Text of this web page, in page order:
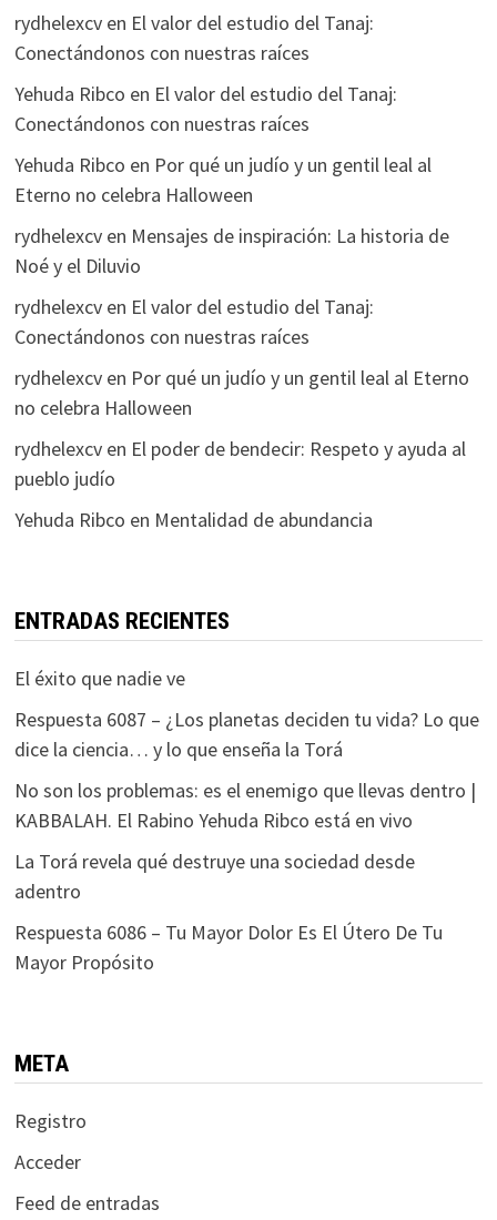
rydhelexcven El valor del estudio del Tanaj:
Conectándonos con nuestras raíces
Yehuda Ribco en El valor del estudio del Tanaj:
Conectándonos con nuestras raíces
Yehuda Ribco en Por qué un judío y un gentil leal al
Eterno no celebra Halloween
rydhelexcven Mensajes de inspiración: La historia de
Noé y el Diluvio
rydhelexcven El valor del estudio del Tanaj:
Conectándonos con nuestras raíces
rydhelexcven Por qué un judío y un gentil leal al Eterno
no celebra Halloween
rydhelexcven El poder de bendecir: Respeto y ayuda al
pueblo judío
Yehuda Ribco en Mentalidad de abundancia
ENTRADAS RECIENTES
El éxito que nadie ve
Respuesta 6087 – ¿Los planetas deciden tu vida? Lo que
dice la ciencia… y lo que enseña la Torá
No son los problemas: es el enemigo que llevas dentro |
KABBALAH. El Rabino Yehuda Ribco está en vivo
La Torá revela qué destruye una sociedad desde
adentro
Respuesta 6086 – Tu Mayor Dolor Es El Útero De Tu
Mayor Propósito
META
Registro
Acceder
Feed de entradas